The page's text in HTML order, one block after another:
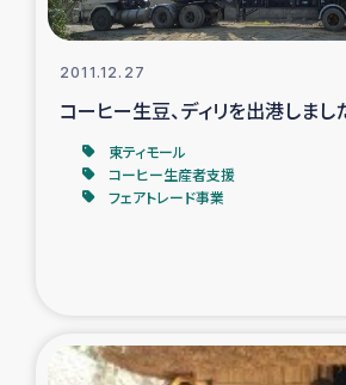
レバノンでのシリア難民への食
レバノンにおける緊急
レバノンでのシリア難民への
神原ゼミxパルシッ
2011.12.27
コーヒー生豆、ディリを出港しまし
東ティモール
コーヒー生産者支援
フェアトレード事業